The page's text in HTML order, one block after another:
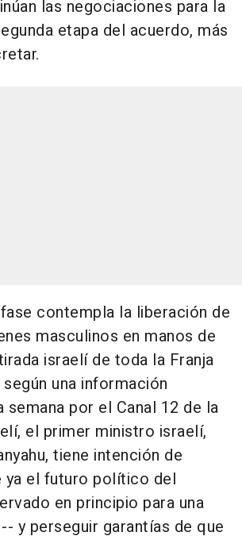
las negociaciones para la
etapa del acuerdo, más
contempla la liberación de
masculinos en manos de
israelí de toda la Franja
una información
semana por el Canal 12 de la
el primer ministro israelí,
tiene intención de
ya el futuro político del
en principio para una
y perseguir garantías de que